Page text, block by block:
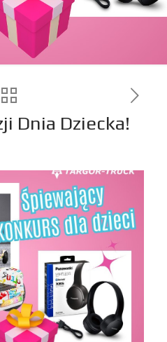
Dnia Dziecka!